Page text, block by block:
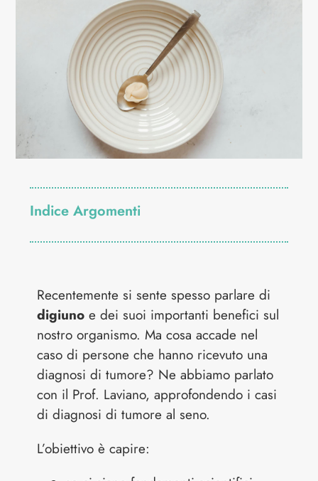
Indice Argomenti
Recentemente si sente spesso parlare di
digiuno e dei suoi importanti benefici sul
nostro organismo. Ma cosa accade nel
caso di persone che hanno ricevuto una
diagnosi di tumore? Ne abbiamo parlato
con il Prof. Laviano, approfondendo i casi
di diagnosi di tumore al seno.
L’obiettivo è capire: